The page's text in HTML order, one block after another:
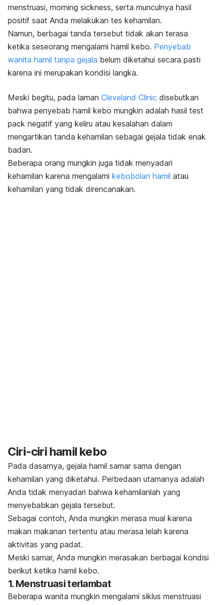
menstruasi, morning sickness, serta munculnya hasil
positif saat Anda melakukan tes kehamilan.
Namun, berbagai tanda tersebut tidak akan terasa
ketika seseorang mengalami hamil kebo. Penyebab
wanita hamil tanpa gejala belum diketahui secara pasti
karena ini merupakan kondisi langka.
Meski begitu, pada laman Cleveland Clinic disebutkan
bahwa penyebab hamil kebo mungkin adalah hasil test
pack negatif yang keliru atau kesalahan dalam
mengartikan tanda kehamilan sebagai gejala tidak enak
badan.
Beberapa orang mungkin juga tidak menyadari
kehamilan karena mengalami kebobolan hamil atau
kehamilan yang tidak direncanakan.
Ciri-ciri hamil kebo
Pada dasarnya, gejala hamil samar sama dengan
kehamilan yang diketahui. Perbedaan utamanya adalah
Anda tidak menyadari bahwa kehamilanlah yang
menyebabkan gejala tersebut.
Sebagai contoh, Anda mungkin merasa mual karena
makan makanan tertentu atau merasa lelah karena
aktivitas yang padat.
Meski samar, Anda mungkin merasakan berbagai kondisi
berikut ketika hamil kebo.
1. Menstruasi terlambat
Beberapa wanita mungkin mengalami siklus menstruasi